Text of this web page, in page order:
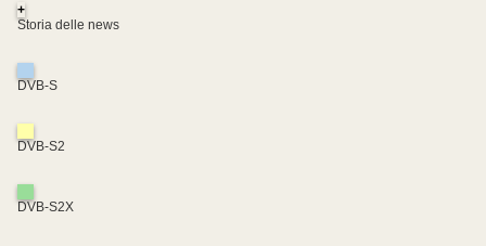
+
Storia delle news
DVB-S
DVB-S2
DVB-S2X